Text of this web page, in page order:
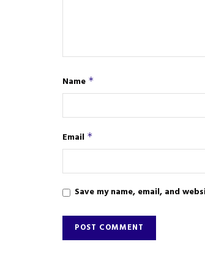
Name *
Email *
Save my name, email, and